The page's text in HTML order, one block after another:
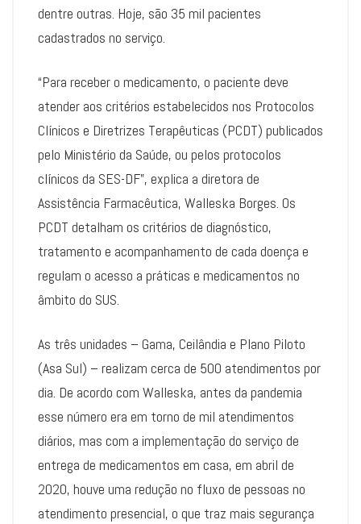
dentre outras. Hoje, são 35 mil pacientes
cadastrados no serviço.
“Para receber o medicamento, o paciente deve
atender aos critérios estabelecidos nos Protocolos
Clínicos e Diretrizes Terapêuticas (PCDT) publicados
pelo Ministério da Saúde, ou pelos protocolos
clínicos da SES-DF”, explica a diretora de
Assistência Farmacêutica, Walleska Borges. Os
PCDT detalham os critérios de diagnóstico,
tratamento e acompanhamento de cada doença e
regulam o acesso a práticas e medicamentos no
âmbito do SUS.
As três unidades – Gama, Ceilândia e Plano Piloto
(Asa Sul) – realizam cerca de 500 atendimentos por
dia. De acordo com Walleska, antes da pandemia
esse número era em torno de mil atendimentos
diários, mas com a implementação do serviço de
entrega de medicamentos em casa, em abril de
2020, houve uma redução no fluxo de pessoas no
atendimento presencial, o que traz mais segurança